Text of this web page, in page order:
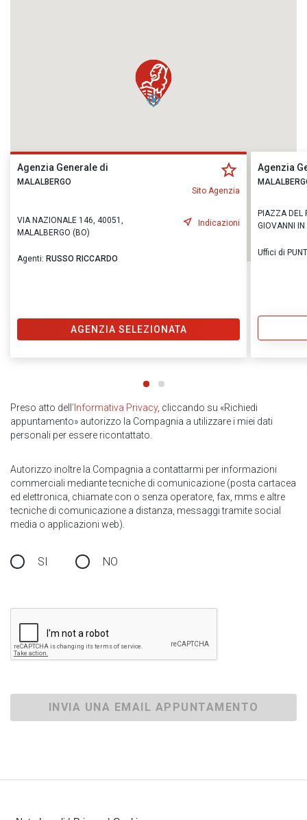
Agenzia Generale di
MALALBERGO
Sito Agenzia
VIA NAZIONALE 146, 40051,
MALALBERGO (BO)
Indicazioni
Agenti: RUSSO RICCARDO
AGENZIA SELEZIONATA
Agenzia
PIAZZA DEL
GIOVANNI
Uffici di
Preso atto dell ’Informativa Privacy, cliccando su «Richiedi
appuntamento» autorizzo la Compagnia a utilizzare i miei dati
personali per essere ricontattato.
Autorizzo inoltre la Compagnia a contattarmi per informazioni
commerciali mediante tecniche di comunicazione (posta cartacea
ed elettronica, chiamate con o senza operatore, fax, mms e altre
tecniche di comunicazione a distanza, messaggi tramite social
media o applicazioni web).
SI NO
INVIA UNA EMAIL APPUNTAMENTO